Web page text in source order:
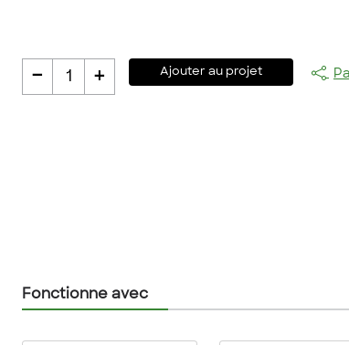
- 1 + Ajouter au projet
Fonctionne avec